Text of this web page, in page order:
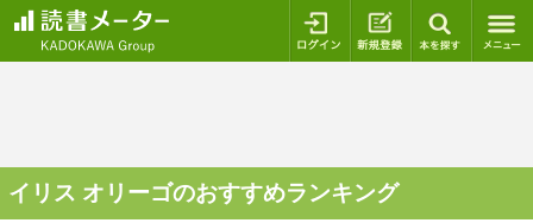
ログイン 新規登録
イリス オリーゴのおすすめランキング